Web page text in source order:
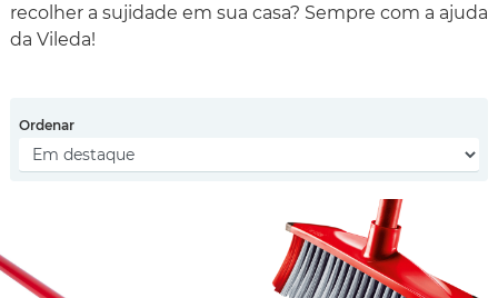
recolher a sujidade em sua casa? Sempre com a ajuda
da Vileda!
Ordenar